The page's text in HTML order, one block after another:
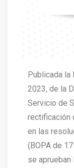
Publicada la
2023, de la
Servicio de
rectificación
en las
(BOPA de
se